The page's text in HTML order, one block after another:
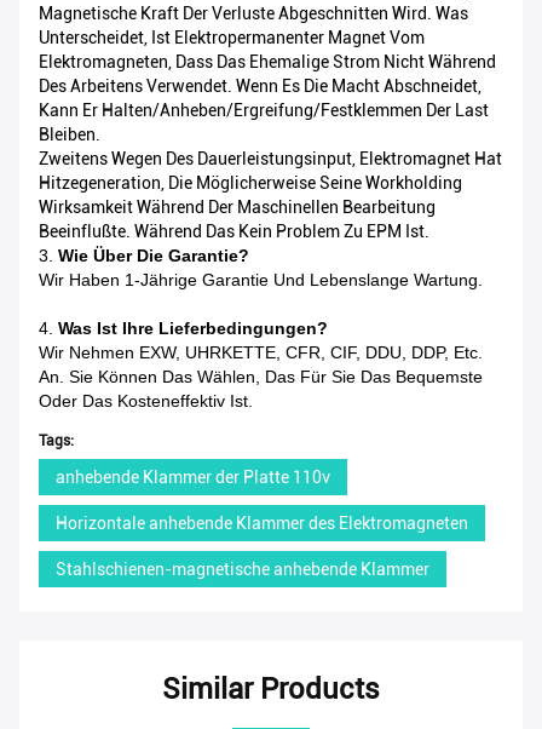
Magnetische Kraft Der Verluste Abgeschnitten Wird. Was
Unterscheidet, Ist Elektropermanenter Magnet Vom
Elektromagneten, Dass Das Ehemalige Strom Nicht Während
Des Arbeitens Verwendet. Wenn Es Die Macht Abschneidet,
Kann Er Halten/Anheben/Ergreifung/Festklemmen Der Last
Bleiben.
Zweitens Wegen Des Dauerleistungsinput, Elektromagnet Hat
Hitzegeneration, Die Möglicherweise Seine Workholding
Wirksamkeit Während Der Maschinellen Bearbeitung
Beeinflußte. Während Das Kein Problem Zu EPM Ist.
3. Wie Über Die Garantie?
Wir Haben 1-Jährige Garantie Und Lebenslange Wartung.
4. Was Ist Ihre Lieferbedingungen?
Wir Nehmen EXW, UHRKETTE, CFR, CIF, DDU, DDP, Etc.
An. Sie Können Das Wählen, Das Für Sie Das Bequemste
Oder Das Kosteneffektiv Ist.
Tags:
anhebende Klammer der Platte 110v
Horizontale anhebende Klammer des Elektromagneten
Stahlschienen-magnetische anhebende Klammer
Similar Products